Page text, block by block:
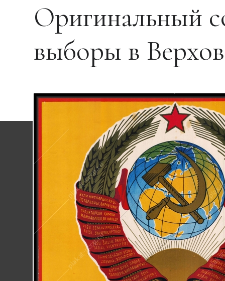
Оригинальный
выборы в